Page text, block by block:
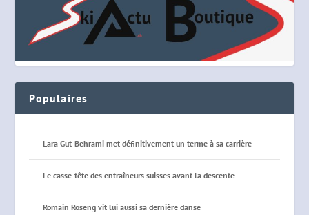
Populaires
Lara Gut-Behrami met définitivement un terme à sa carrière
Le casse-tête des entraîneurs suisses avant la descente
Romain Roseng vit lui aussi sa dernière danse